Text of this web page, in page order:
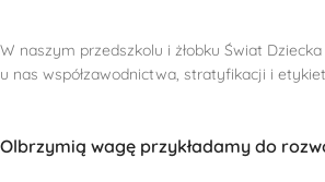
W naszym przedszkolu i żłobku Świat
u nas współzawodnictwa, stratyfikacji i
Olbrzymią wagę przykładamy do